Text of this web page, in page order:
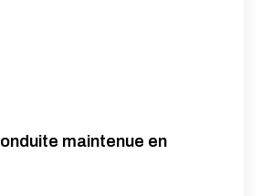
maintenue en